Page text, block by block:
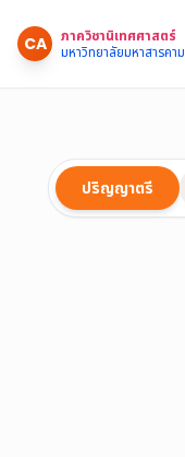
CA
ภาควิชานิเทศศาสตร์
มหาวิทยาลัยมหาสารคาม
ปริญญาตรี